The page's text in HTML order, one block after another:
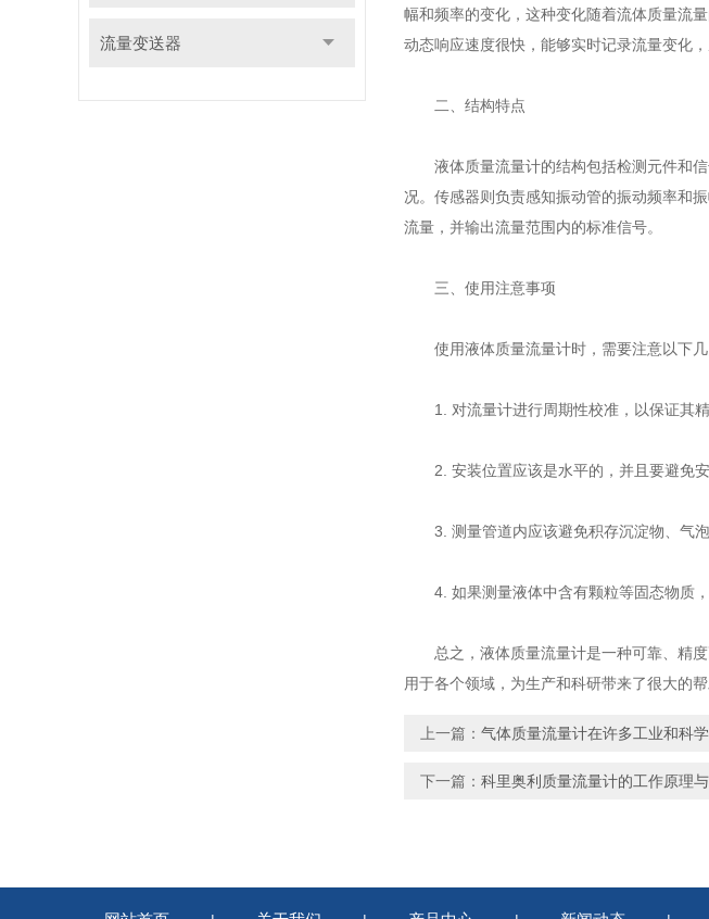
流量变送器
幅和频率的变化，这种变化随着流体质量流
动态响应速度很快，能够实时记录流量变化
二、结构特点
液体质量流量计的结构包括检测元件和信
况。传感器则负责感知振动管的振动频率和
流量，并输出流量范围内的标准信号。
三、使用注意事项
使用液体质量流量计时，需要注意以下几
1. 对流量计进行周期性校准，以保证其精
2. 安装位置应该是水平的，并且要避免安
3. 测量管道内应该避免积存沉淀物、气泡
4. 如果测量液体中含有颗粒等固态物质，
总之，液体质量流量计是一种可靠、精度
用于各个领域，为生产和科研带来了很大的帮
上一篇： 气体质量流量计在许多工业和科
下一篇： 科里奥利质量流量计的工作原理